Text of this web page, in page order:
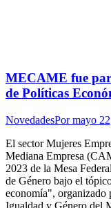
MECAME fue
de Políticas
NovedadesPormayo
El sector Mujeres
Mediana Empresa
2023 de la Mesa
de Género bajo el
economía",
Igualdad y Género del